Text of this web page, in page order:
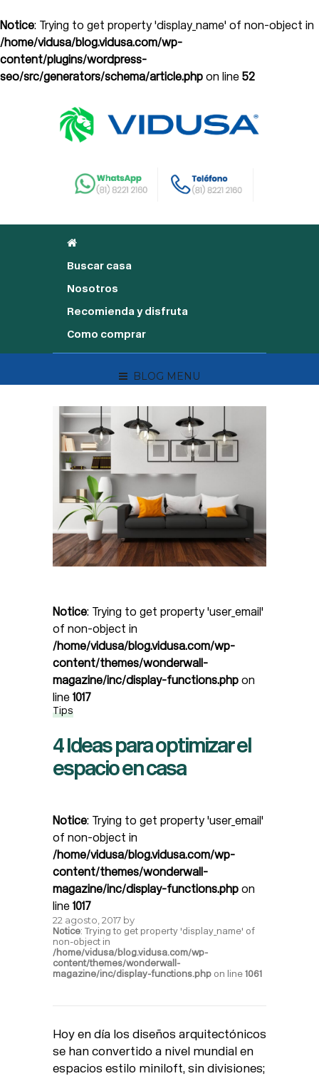
Notice: Trying to get property 'display_name' of non-object in
/home/vidusa/blog.vidusa.com/wp-
content/plugins/wordpress-
seo/src/generators/schema/article.php on line 52
Buscar casa
Nosotros
Recomienda y disfruta
Como comprar
BLOG MENU
Notice: Trying to get property 'user_email'
of non-object in
/home/vidusa/blog.vidusa.com/wp-
content/themes/wonderwall-
magazine/inc/display-functions.php on
line 1017
Tips
4 Ideas para optimizar el
espacio en casa
Notice: Trying to get property 'user_email'
of non-object in
/home/vidusa/blog.vidusa.com/wp-
content/themes/wonderwall-
magazine/inc/display-functions.php on
line 1017
22 agosto, 2017 by
Notice: Trying to get property 'display_name' of
non-object in
/home/vidusa/blog.vidusa.com/wp-
content/themes/wonderwall-
magazine/inc/display-functions.php on line 1061
Hoy en día los diseños arquitectónicos
se han convertido a nivel mundial en
espacios estilo miniloft, sin divisiones;